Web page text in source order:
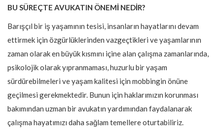
BU SÜREÇTE AVUKATIN ÖNEMİ NEDİR?
Barışçıl bir iş yaşamının tesisi, insanların hayatlarını devam
ettirmek için özgürlüklerinden vazgeçtikleri ve yaşamlarının
zaman olarak en büyük kısmını içine alan çalışma zamanlarında,
psikolojik olarak yıpranmaması, huzurlu bir yaşam
sürdürebilmeleri ve yaşam kalitesi için mobbingin önüne
geçilmesi gerekmektedir. Bunun için haklarımızın korunması
bakımından uzman bir avukatın yardımından faydalanarak
çalışma hayatımızı daha sağlam temellere oturtabiliriz.